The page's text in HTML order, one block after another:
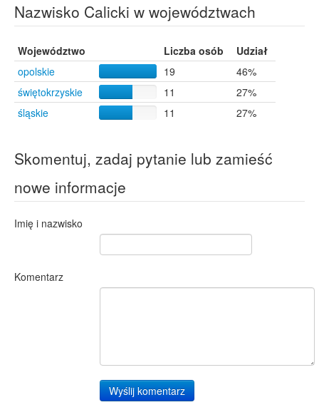
Nazwisko Calicki w województwach
Województwo Liczba osób
Udział
opolskie
19
46%
świętokrzyskie
11
27%
śląskie
11 27%
Skomentuj, zadaj pytanie lub zamieść
nowe informacje
Imię i nazwisko
Komentarz
Wyślij komentarz